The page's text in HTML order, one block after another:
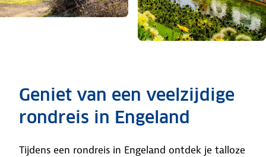
Geniet van een veelzijdige
rondreis in Engeland
Tijdens een rondreis in Engeland ontdek je talloze